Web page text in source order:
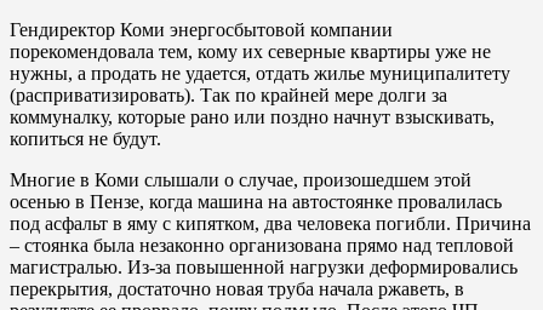
Гендиректор Коми энергосбытовой компании
порекомендовала тем, кому их северные квартиры уже не
нужны, а продать не удается, отдать жилье муниципалитету
(расприватизировать). Так по крайней мере долги за
коммуналку, которые рано или поздно начнут взыскивать,
копиться не будут.
Многие в Коми слышали о случае, произошедшем этой
осенью в Пензе, когда машина на автостоянке провалилась
под асфальт в яму с кипятком, два человека погибли. Причина
– стоянка была незаконно организована прямо над тепловой
магистралью. Из-за повышенной нагрузки деформировались
перекрытия, достаточно новая труба начала ржаветь, в